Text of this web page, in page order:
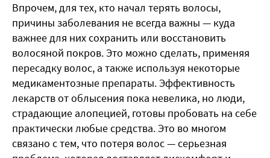
Впрочем, для тех, кто начал терять волосы,
причины заболевания не всегда важны — куда
важнее для них сохранить или восстановить
волосяной покров. Это можно сделать, применяя
пересадку волос, а также используя некоторые
медикаментозные препараты. Эффективность
лекарств от облысения пока невелика, но люди,
страдающие алопецией, готовы пробовать на себе
практически любые средства. Это во многом
связано с тем, что потеря волос — серьезная